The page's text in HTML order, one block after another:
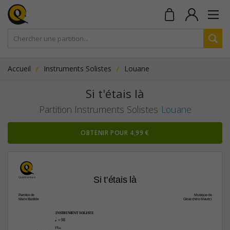
Accueil Instruments Solistes Louane
Si t'étais là
Partition Instruments Solistes Louane
OBTENIR POUR 4,99 €
Si t'étais là
Paroles de
Marie Bastide
Musique de
Gioacchino Maurici
F©‹
q = 98
INSTRUMENT SOLISTE